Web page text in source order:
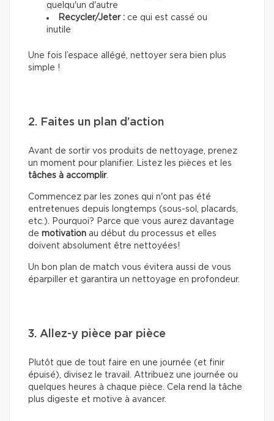
quelqu'un d'autre
Recycler/Jeter : ce qui est cassé ou
inutile
Une fois l’espace allégé, nettoyer sera bien plus
simple !
2. Faites un plan d’action
Avant de sortir vos produits de nettoyage, prenez
un moment pour planifier. Listez les pièces et les
tâches à accomplir.
Commencez par les zones qui n'ont pas été
entretenues depuis longtemps (sous-sol, placards,
etc.). Pourquoi? Parce que vous aurez davantage
de motivation au début du processus et elles
doivent absolument être nettoyées!
Un bon plan de match vous évitera aussi de vous
éparpiller et garantira un nettoyage en profondeur.
3. Allez-y pièce par pièce
Plutôt que de tout faire en une journée (et finir
épuisé), divisez le travail. Attribuez une journée ou
quelques heures à chaque pièce. Cela rend la tâche
plus digeste et motive à avancer.